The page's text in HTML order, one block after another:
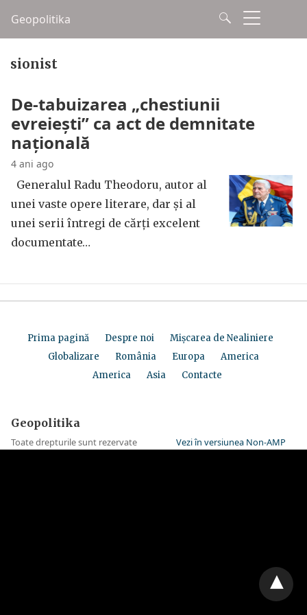
Geopolitika
sionist
De-tabuizarea „chestiunii
evreiești” ca act de demnitate
națională
4 ani ago
Generalul Radu Theodoru, autor al
unei vaste opere literare, dar și al
unei serii întregi de cărți excelent
documentate…
Prima pagină Despre noi
Mișcarea de Nealiniere
Globalizare
România Europa
America
America
Asia Contacte
Geopolitika
Toate drepturile sunt rezervate Vezi în versiunea Non-AMP